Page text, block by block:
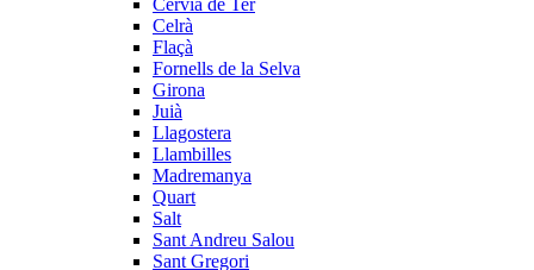
Cervià de Ter
Celrà
Flaçà
Fornells de la Selva
Girona
Juià
Llagostera
Llambilles
Madremanya
Quart
Salt
Sant Andreu Salou
Sant Gregori